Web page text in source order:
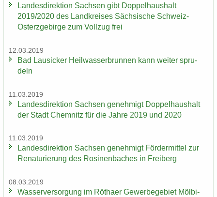
Lan­des­di­rek­ti­on Sach­sen gibt Dop­pel­haus­halt
2019/2020 des Land­krei­ses Säch­si­sche Schweiz-​
Osterzgebirge zum Voll­zug frei
12.03.2019
Bad Lau­si­cker Heil­was­ser­brun­nen kann wei­ter spru­
deln
11.03.2019
Lan­des­di­rek­ti­on Sach­sen ge­neh­migt Dop­pel­haus­halt
der Stadt Chem­nitz für die Jahre 2019 und 2020
11.03.2019
Lan­des­di­rek­ti­on Sach­sen ge­neh­migt För­der­mit­tel zur
Re­na­tu­rie­rung des Ro­si­nen­ba­ches in Frei­berg
08.03.2019
Was­ser­ver­sor­gung im Rö­tha­er Ge­wer­be­ge­biet Möl­bi­